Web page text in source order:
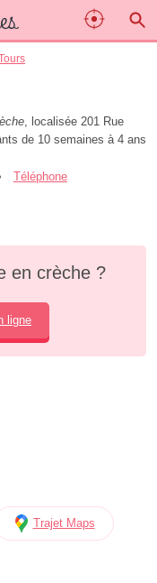
, localisée 201 Rue
de 10 semaines à 4 ans
Téléphone
en crèche ?
ligne
Trajet Maps